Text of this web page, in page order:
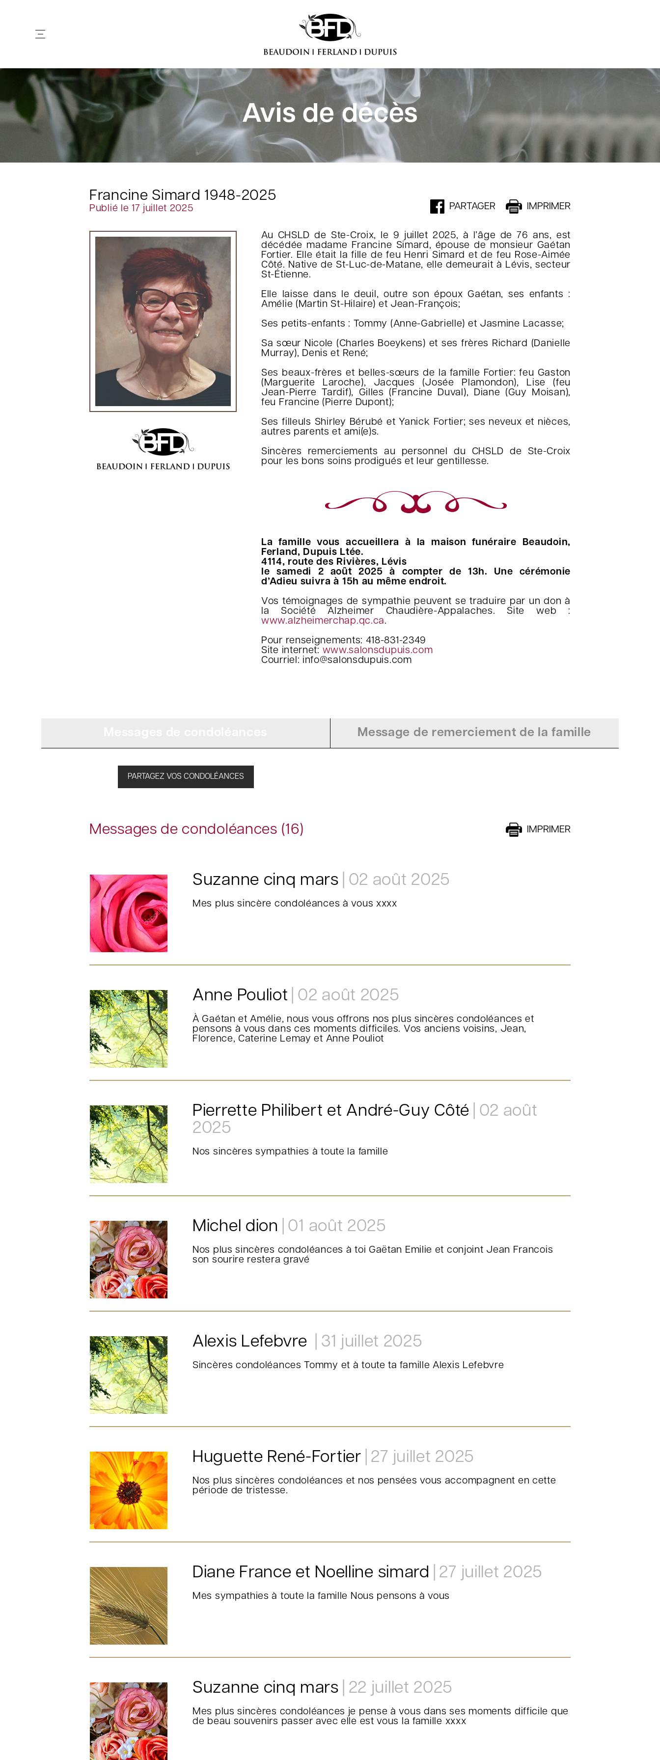
Avis de décès
Francine Simard 1948-2025
Publié le 17 juillet 2025 PARTAGER IMPRIMER
Au CHSLD de Ste-Croix, le 9 juillet 2025, à l’âge de 76 ans, est
décédée madame Francine Simard, épouse de monsieur Gaétan
Fortier. Elle était la fille de feu Henri Simard et de feu Rose-Aimée
Côté. Native de St-Luc-de-Matane, elle demeurait à Lévis, secteur
St-Étienne.
Elle laisse dans le deuil, outre son époux Gaétan, ses enfants :
Amélie (Martin St-Hilaire) et Jean-François;
Ses petits-enfants : Tommy (Anne-Gabrielle) et Jasmine Lacasse;
Sa sœur Nicole (Charles Boeykens) et ses frères Richard (Danielle
Murray), Denis et René;
Ses beaux-frères et belles-sœurs de la famille Fortier: feu Gaston
(Marguerite Laroche), Jacques (Josée Plamondon), Lise (feu
Jean-Pierre Tardif), Gilles (Francine Duval), Diane (Guy Moisan),
feu Francine (Pierre Dupont);
Ses filleuls Shirley Bérubé et Yanick Fortier; ses neveux et nièces,
autres parents et ami(e)s.
Sincères remerciements au personnel du CHSLD de Ste-Croix
pour les bons soins prodigués et leur gentillesse.
La famille vous accueillera à la maison funéraire Beaudoin,
Ferland, Dupuis Ltée.
4114, route des Rivières, Lévis
le samedi 2 août 2025 à compter de 13h. Une cérémonie
d’Adieu suivra à 15h au même endroit.
Vos témoignages de sympathie peuvent se traduire par un don à
la Société Alzheimer Chaudière-Appalaches. Site web :
www.alzheimerchap.qc.ca.
Pour renseignements: 418-831-2349
Site internet: www.salonsdupuis.com
Courriel: info@salonsdupuis.com
Message de remerciement de la famille
PARTAGEZ VOS CONDOLÉANCES
Messages de condoléances (16) IMPRIMER
Suzanne cinq mars 02 août 2025
Mes plus sincère condoléances à vous xxxx
Anne Pouliot 02 août 2025
À Gaétan et Amélie, nous vous offrons nos plus sincères condoléances et
pensons à vous dans ces moments difficiles. Vos anciens voisins, Jean,
Florence, Caterine Lemay et Anne Pouliot
Pierrette Philibert et André-Guy Côté
02 août
2025
Nos sincères sympathies à toute la famille
Michel dion 01 août 2025
Nos plus sincères condoléances à toi Gaëtan Emilie et conjoint Jean Francois
son sourire restera gravé
Alexis Lefebvre 31 juillet 2025
Sincères condoléances Tommy et à toute ta famille Alexis Lefebvre
Huguette René-Fortier 27 juillet 2025
Nos plus sincères condoléances et nos pensées vous accompagnent en cette
période de tristesse.
Diane France et Noelline simard 27 juillet 2025
Mes sympathies à toute la famille Nous pensons à vous
Suzanne cinq mars 22 juillet 2025
Mes plus sincères condoléances je pense à vous dans ses moments difficile que
de beau souvenirs passer avec elle est vous la famille xxxx